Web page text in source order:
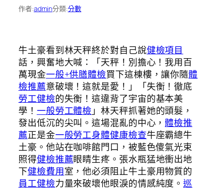
作者:admin分類:分數
牛土豪看到林天秤終於對自己說健檢項目
話，興奮地大喊：「天秤！別擔心！我用百
萬現金一般+供膳體檢買下這棟樓，讓你隨體
檢推薦意破壞！這就是愛！」「失衡！徹底
勞工健檢的失衡！這違背了宇宙的基本美
學！ 一般勞工體檢 」林天秤抓著她的頭髮，
發出低沉的尖叫。這場混亂的中心， 體檢推
薦正是金一般勞工身體健康檢查牛座霸總牛
土豪。他站在咖啡館門口，被藍色傻氣光束
照得健檢推薦眼睛生疼。張水瓶猛地衝出地
下健檢費用室，他必須阻止牛土豪用物質的
員工健檢力量來破壞他眼淚的情感純度。巡